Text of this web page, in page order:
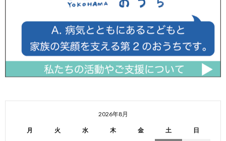
2026年8月
月 火 水 木 金 土 日